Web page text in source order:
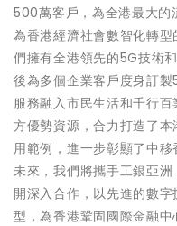
500萬客戶，為全港最大的
為香港經濟社會數智化轉
們擁有全港領先的5G技術
後為多個企業客戶度身訂
服務融入市民生活和千行
方優勢資源，合力打造了
用範例，進一步彰顯了中移
未來，我們將攜手工銀亞
開深入合作，以先進的數
型，為香港鞏固國際金融